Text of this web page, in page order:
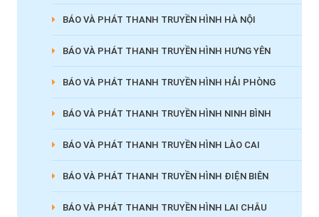
BÁO VÀ PHÁT THANH TRUYỀN HÌNH HÀ NỘI
BÁO VÀ PHÁT THANH TRUYỀN HÌNH HƯNG YÊN
BÁO VÀ PHÁT THANH TRUYỀN HÌNH HẢI PHÒNG
BÁO VÀ PHÁT THANH TRUYỀN HÌNH NINH BÌNH
BÁO VÀ PHÁT THANH TRUYỀN HÌNH LÀO CAI
BÁO VÀ PHÁT THANH TRUYỀN HÌNH ĐIỆN BIÊN
BÁO VÀ PHÁT THANH TRUYỀN HÌNH LAI CHÂU